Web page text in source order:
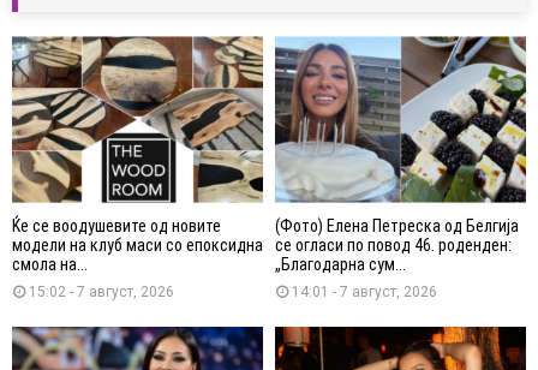
Ќе се воодушевите од новите
модели на клуб маси со епоксидна
смола на...
15:02 - 7 август, 2026
(Фото) Елена Петреска од Белгија
се огласи по повод 46. роденден:
„Благодарна сум...
14:01 - 7 август, 2026